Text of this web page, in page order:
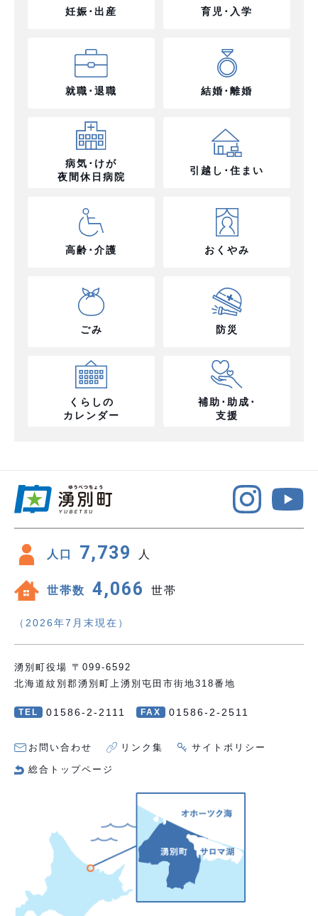
妊娠･出産 育児･入学
就職･退職 結婚･離婚
病気･けが
夜間休日病院
引越し･住まい
高齢･介護 おくやみ
ごみ 防災
くらしの
カレンダー
補助･助成･
支援
人口 7,739 人
世帯数 4,066 世帯
（2026年7月末現在）
湧別町役場 〒099-6592
北海道紋別郡湧別町上湧別屯田市街地318番地
TEL 01586-2-2111 FAX 01586-2-2511
お問い合わせ リンク集 サイトポリシー
総合トップページ